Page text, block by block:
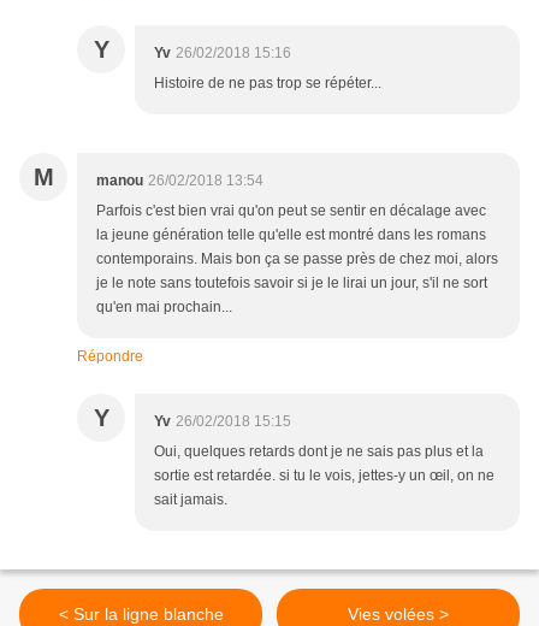
Y Yv 26/02/2018 15:16
Histoire de ne pas trop se répéter...
M manou 26/02/2018 13:54
Parfois c'est bien vrai qu'on peut se sentir en décalage avec
la jeune génération telle qu'elle est montré dans les romans
contemporains. Mais bon ça se passe près de chez moi, alors
je le note sans toutefois savoir si je le lirai un jour, s'il ne sort
qu'en mai prochain...
Répondre
Y Yv 26/02/2018 15:15
Oui, quelques retards dont je ne sais pas plus et la
sortie est retardée. si tu le vois, jettes-y un œil, on ne
sait jamais.
< Sur la ligne blanche Vies volées >